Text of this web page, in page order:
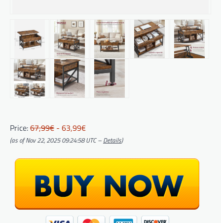
Price:67,99€ - 63,99€
(as of Nov 22, 2025 09:24:58 UTC – Details)